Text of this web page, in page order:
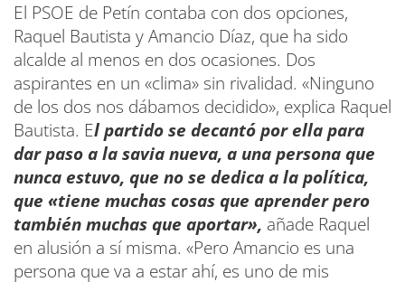
El PSOE de Petín contaba con dos opciones,
Raquel Bautista y Amancio Díaz, que ha sido
alcalde al menos en dos ocasiones. Dos
aspirantes en un «clima» sin rivalidad. «Ninguno
de los dos nos dábamos decidido», explica Raquel
Bautista. El partido se decantó por ella para
dar paso a la savia nueva, a una persona que
nunca estuvo, que no se dedica a la política,
que «tiene muchas cosas que aprender pero
también muchas que aportar», añade Raquel
en alusión a sí misma. «Pero Amancio es una
persona que va a estar ahí, es uno de mis